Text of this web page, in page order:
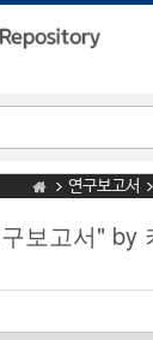
연구보고서
보고서" by